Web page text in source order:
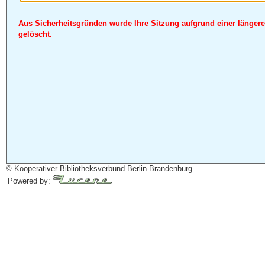
Aus Sicherheitsgründen wurde Ihre Sitzung aufgrund einer
gelöscht.
© Kooperativer Bibliotheksverbund Berlin-Brandenburg
Powered by: